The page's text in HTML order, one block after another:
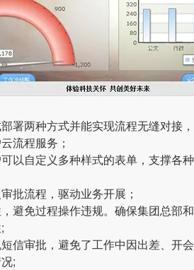
署两种方式并能实现流程无缝对接，
流程服务；
以自定义多种样式的表单，支撑各种
批流程，驱动业务开展；
避免过程操作违规。确保集团总部和
信审批，避免了工作中因出差、开会
;